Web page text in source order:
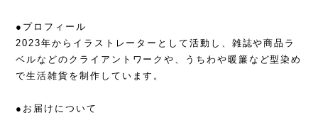
●プロフィール
2023年からイラストレーターとして活動し、雑誌や商品ラ
ベルなどのクライアントワークや、うちわや暖簾など型染め
で生活雑貨を制作しています。
●お届けについて